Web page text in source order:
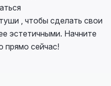
, чтобы сделать свои
эстетичными. Начните
прямо сейчас!